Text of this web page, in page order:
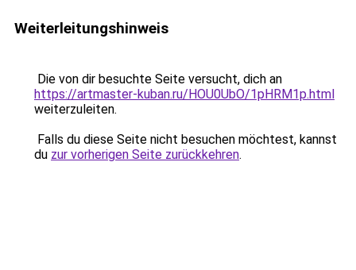
Weiterleitungshinweis
Die von dir besuchte Seite versucht, dich an
https://artmaster-kuban.ru/HOU0UbO/1pHRM1p.html
weiterzuleiten.
Falls du diese Seite nicht besuchen möchtest, kannst
du zur vorherigen Seite zurückkehren.